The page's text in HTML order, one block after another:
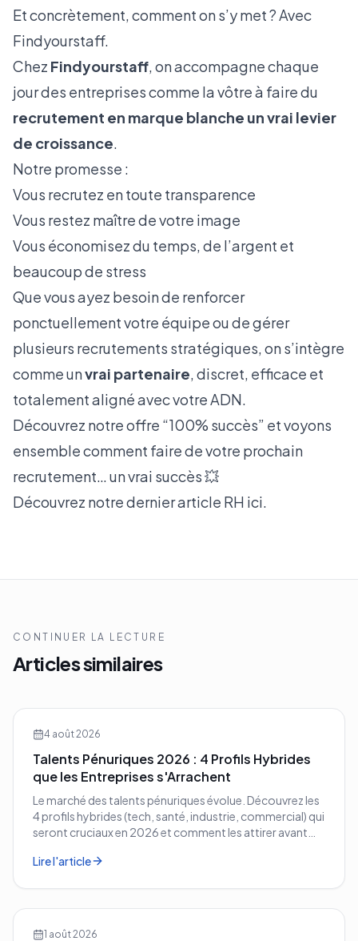
Et concrètement, comment on s’y met ? Avec
Findyourstaff.
Chez Findyourstaff, on accompagne chaque
jour des entreprises comme la vôtre à faire du
recrutement en marque blanche un vrai levier
de croissance.
Notre promesse :
Vous recrutez en toute transparence
Vous restez maître de votre image
Vous économisez du temps, de l’argent et
beaucoup de stress
Que vous ayez besoin de renforcer
ponctuellement votre équipe ou de gérer
plusieurs recrutements stratégiques, on s’intègre
comme unvrai partenaire, discret, efficace et
totalement aligné avec votre ADN.
Découvrez notre offre “100% succès” et voyons
ensemble comment faire de votre prochain
recrutement… un vrai succès 💥
Découvrez notre dernier article RH ici.
CONTINUER LA LECTURE
Articles similaires
4 août 2026
Talents Pénuriques 2026 : 4 Profils Hybrides
que les Entreprises s'Arrachent
Le marché des talents pénuriques évolue. Découvrez les
4 profils hybrides (tech, santé, industrie, commercial) qui
seront cruciaux en 2026 et comment les attirer avant
Lire l'article
1 août 2026